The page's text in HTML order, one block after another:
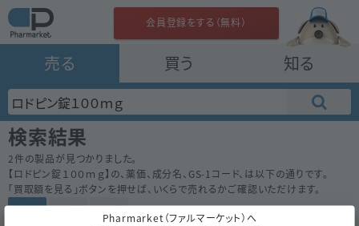
売る 買う 知る
会員登録をする（無料）
検索結果
2件の製品が見つかりました。
【 ロドピン錠１００ｍｇ】の、薬価、成分名、GS-1コード、は以下の通りです。
「買取額を見る」ボタンを押せば、いくらで売れるかご確認いただけます。
50件
100件 200件
Pharmarket（ファルマーケット）へ